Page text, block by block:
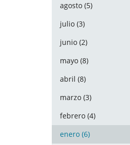
agosto (5)
julio (3)
junio (2)
mayo (8)
abril (8)
marzo (3)
febrero (4)
enero (6)